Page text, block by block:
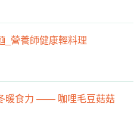
_營養師健康輕料理
暖食力 —— 咖哩毛豆菇菇